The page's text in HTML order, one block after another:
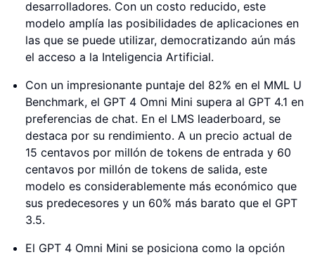
desarrolladores. Con un costo reducido, este
modelo amplía las posibilidades de aplicaciones en
las que se puede utilizar, democratizando aún más
el acceso a la Inteligencia Artificial.
Con un impresionante puntaje del 82% en el MML U
Benchmark, el GPT 4 Omni Mini supera al GPT 4.1 en
preferencias de chat. En el LMS leaderboard, se
destaca por su rendimiento. A un precio actual de
15 centavos por millón de tokens de entrada y 60
centavos por millón de tokens de salida, este
modelo es considerablemente más económico que
sus predecesores y un 60% más barato que el GPT
3.5.
El GPT 4 Omni Mini se posiciona como la opción